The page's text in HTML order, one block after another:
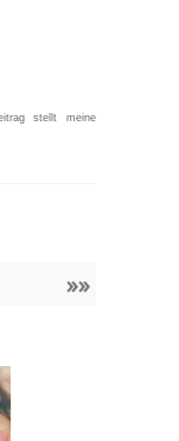
stellt meine
»»